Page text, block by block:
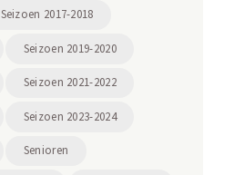
Seizoen 2017-2018
Seizoen 2019-2020
Seizoen 2021-2022
Seizoen 2023-2024
Senioren